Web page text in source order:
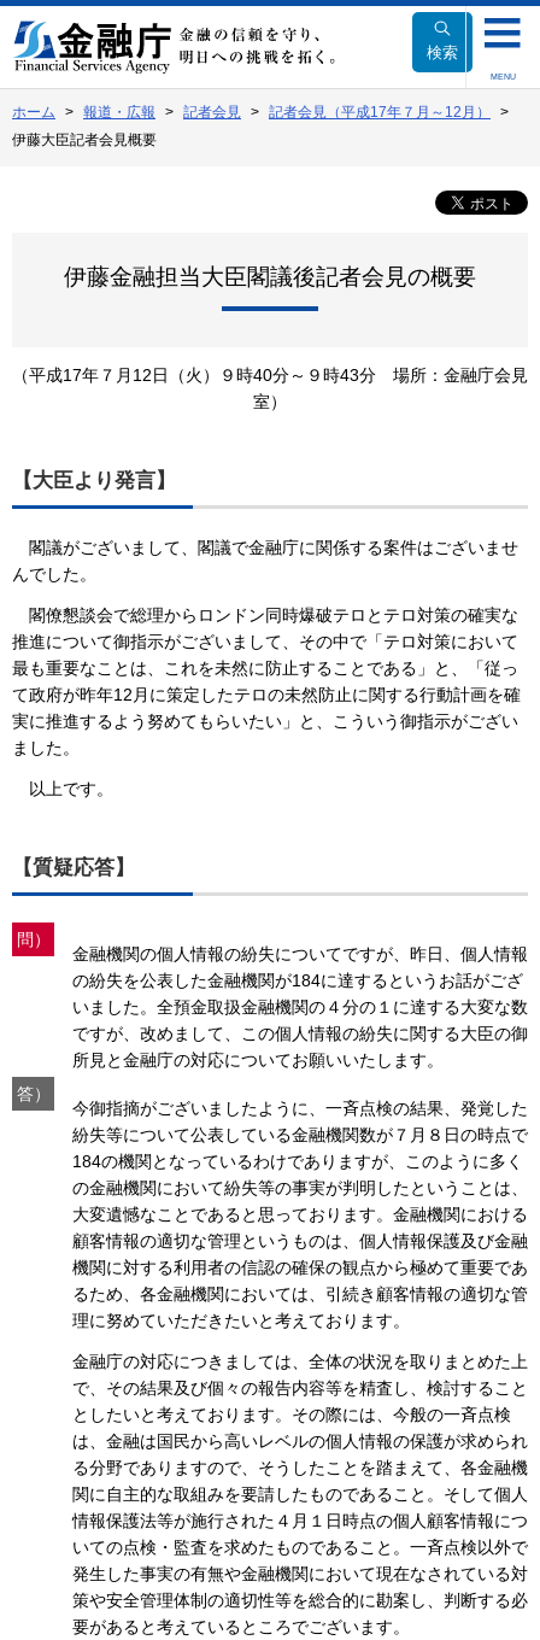
文
へ
動
検索
MENU
ホーム 報道・広報 記者会見
記者会見（平成17年７月～12月）
伊藤大臣記者会見概要
伊藤金融担当大臣閣議後記者会見の概要
（平成17年７月12日（火）９時40分～９時43分 場所：金融庁会見
室）
【大臣より発言】
閣議がございまして、閣議で金融庁に関係する案件はございませ
んでした。
閣僚懇談会で総理からロンドン同時爆破テロとテロ対策の確実な
推進について御指示がございまして、その中で「テロ対策において
最も重要なことは、これを未然に防止することである」と、「従っ
て政府が昨年12月に策定したテロの未然防止に関する行動計画を確
実に推進するよう努めてもらいたい」と、こういう御指示がござい
ました。
以上です。
【質疑応答】
問）
金融機関の個人情報の紛失についてですが、昨日、個人情報
の紛失を公表した金融機関が184に達するというお話がござ
いました。全預金取扱金融機関の４分の１に達する大変な数
ですが、改めまして、この個人情報の紛失に関する大臣の御
所見と金融庁の対応についてお願いいたします。
答）
今御指摘がございましたように、一斉点検の結果、発覚した
紛失等について公表している金融機関数が７月８日の時点で
184の機関となっているわけでありますが、このように多く
の金融機関において紛失等の事実が判明したということは、
大変遺憾なことであると思っております。金融機関における
顧客情報の適切な管理というものは、個人情報保護及び金融
機関に対する利用者の信認の確保の観点から極めて重要であ
るため、各金融機関においては、引続き顧客情報の適切な管
理に努めていただきたいと考えております。
金融庁の対応につきましては、全体の状況を取りまとめた上
で、その結果及び個々の報告内容等を精査し、検討すること
としたいと考えております。その際には、今般の一斉点検
は、金融は国民から高いレベルの個人情報の保護が求められ
る分野でありますので、そうしたことを踏まえて、各金融機
関に自主的な取組みを要請したものであること。そして個人
情報保護法等が施行された４月１日時点の個人顧客情報につ
いての点検・監査を求めたものであること。一斉点検以外で
発生した事実の有無や金融機関において現在なされている対
策や安全管理体制の適切性等を総合的に勘案し、判断する必
要があると考えているところでございます。